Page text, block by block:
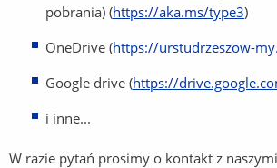
pobrania) (https://aka.ms/type3)
OneDrive (https://urstudrzeszow-
Google drive (https://
i inne...
W razie pytań prosimy o kontakt z